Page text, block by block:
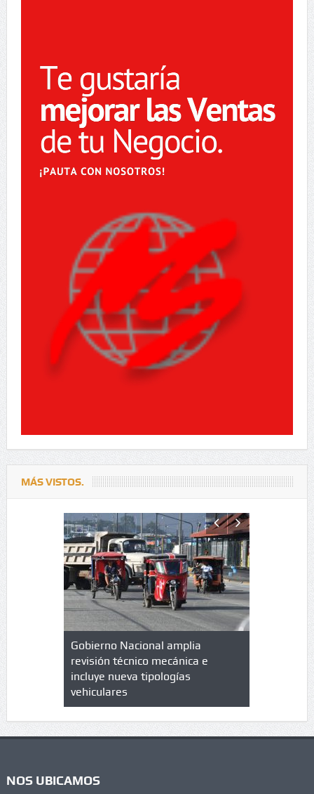
MÁS VISTOS.
de
en
Gobierno Nacional amplia
revisión técnico mecánica e
incluye nueva tipologías
vehiculares
Qué es
NOS UBICAMOS